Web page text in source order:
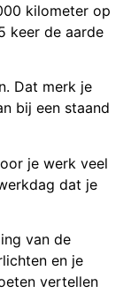
kilometer op
keer de aarde
Dat merk je
bij een staand
je werk veel
dat je
van de
en je
vertellen